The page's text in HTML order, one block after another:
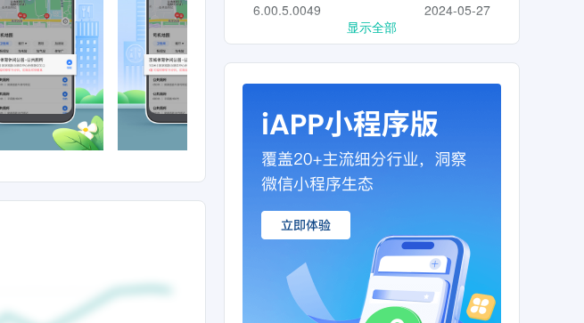
6.00.5.0049
2024-05-27
显示全部